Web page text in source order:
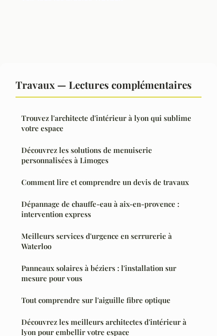
Travaux — Lectures complémentaires
Trouvez l'architecte d'intérieur à lyon qui sublime
votre espace
Découvrez les solutions de menuiserie
personnalisées à Limoges
Comment lire et comprendre un devis de travaux
Dépannage de chauffe-eau à aix-en-provence :
intervention express
Meilleurs services d'urgence en serrurerie à
Waterloo
Panneaux solaires à béziers : l'installation sur
mesure pour vous
Tout comprendre sur l'aiguille fibre optique
Découvrez les meilleurs architectes d'intérieur à
lyon pour embellir votre espace